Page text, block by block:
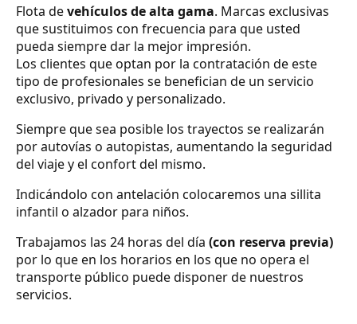
Flota devehículos de alta gama. Marcas exclusivas
que sustituimos con frecuencia para que usted
pueda siempre dar la mejor impresión.
Los clientes que optan por la contratación de este
tipo de profesionales se benefician de un servicio
exclusivo, privado y personalizado.
Siempre que sea posible los trayectos se realizarán
por autovías o autopistas, aumentando la seguridad
del viaje y el confort del mismo.
Indicándolo con antelación colocaremos una sillita
infantil o alzador para niños.
Trabajamos las 24 horas del día (con reserva previa)
por lo que en los horarios en los que no opera el
transporte público puede disponer de nuestros
servicios.